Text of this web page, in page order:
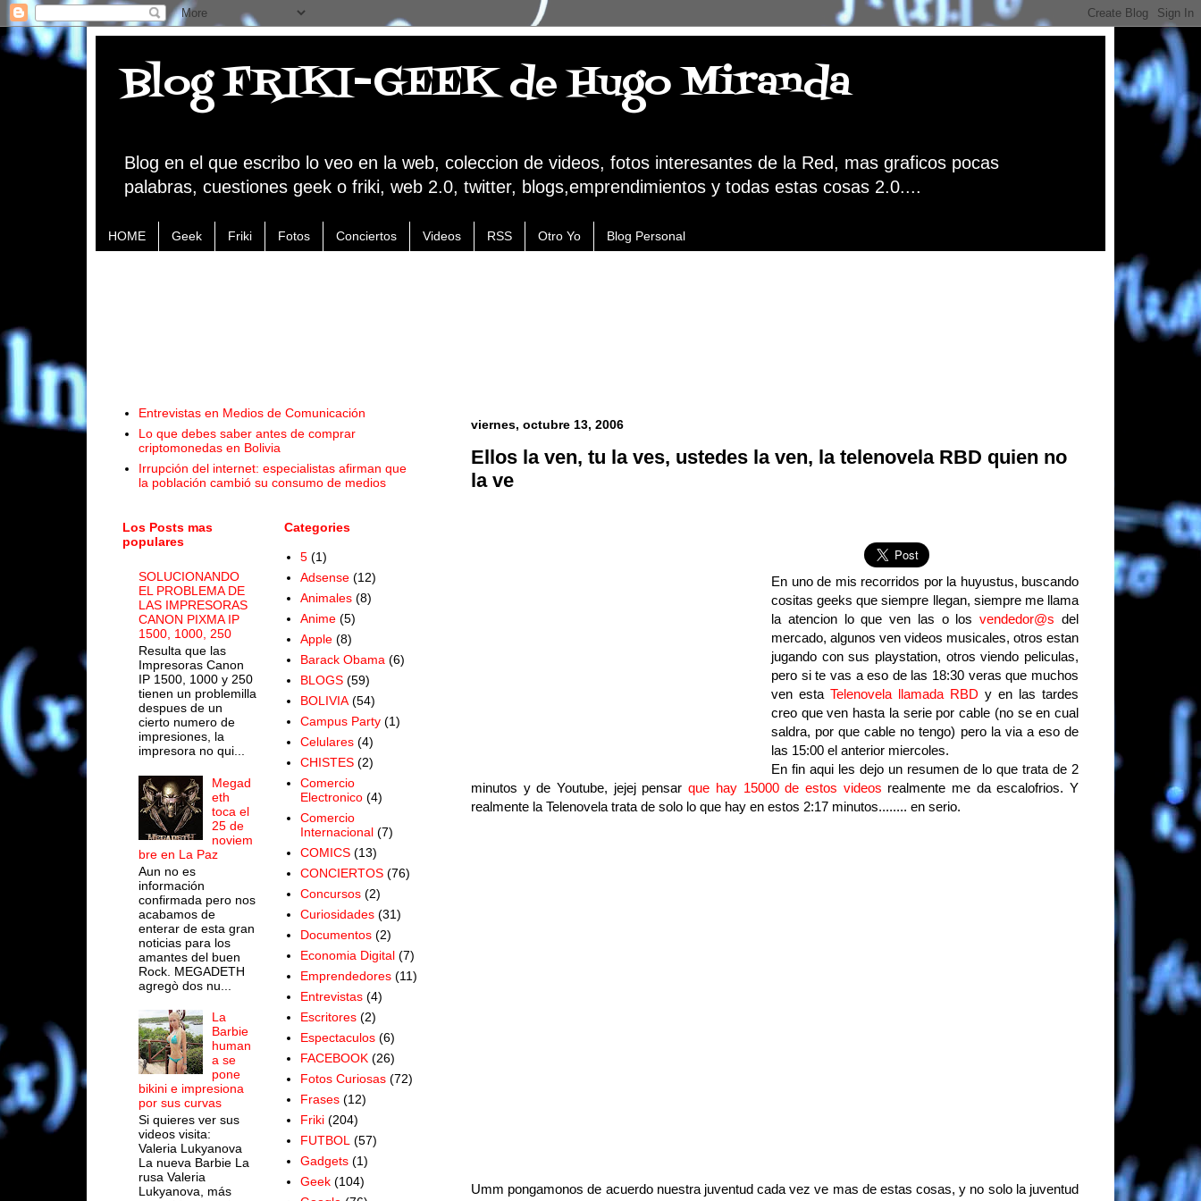
Blog FRIKI-GEEK de Hugo Miranda
Blog en el que escribo lo veo en la web, coleccion de videos, fotos interesantes de la Red, mas graficos pocas
palabras, cuestiones geek o friki, web 2.0, twitter, blogs,emprendimientos y todas estas cosas 2.0....
HOME Geek Friki Fotos Conciertos Videos RSS Otro Yo Blog Personal
viernes, octubre 13, 2006
Ellos la ven, tu la ves, ustedes la ven, la telenovela RBD quien no
la ve
En uno de mis recorridos por la huyustus, buscando
cositas geeks que siempre llegan, siempre me llama
la atencion lo que ven las o losvendedor@s del
mercado, algunos ven videos musicales, otros estan
jugando con sus playstation, otros viendo peliculas,
pero si te vas a eso de las 18:30 veras que muchos
ven esta Telenovela llamada RBD y en las tardes
creo que ven hasta la serie por cable (no se en cual
saldra, por que cable no tengo) pero la via a eso de
las 15:00 el anterior miercoles.
En fin aqui les dejo un resumen de lo que trata de 2
minutos y de Youtube, jejej pensar que hay 15000 de estos videos realmente me da escalofrios. Y
realmente la Telenovela trata de solo lo que hay en estos 2:17 minutos........ en serio.
Umm pongamonos de acuerdo nuestra juventud cada vez ve mas de estas cosas, y no solo la juventud
Entrevistas en Medios de Comunicación
Lo que debes saber antes de comprar
criptomonedas en Bolivia
Irrupción del internet: especialistas afirman que
la población cambió su consumo de medios
Los Posts mas
populares
SOLUCIONANDO
EL PROBLEMA DE
LAS IMPRESORAS
CANON PIXMA IP
1500, 1000, 250
Resulta que las
Impresoras Canon
IP 1500, 1000 y 250
tienen un problemilla
despues de un
cierto numero de
impresiones, la
impresora no qui...
Megad
eth
toca el
25 de
noviem
bre en La Paz
Aun no es
información
confirmada pero nos
acabamos de
enterar de esta gran
noticias para los
amantes del buen
Rock. MEGADETH
agregò dos nu...
La
Barbie
human
a se
pone
bikini e impresiona
por sus curvas
Si quieres ver sus
videos visita:
Valeria Lukyanova
La nueva Barbie La
rusa Valeria
Lukyanova, más
Categories
5 (1)
Adsense (12)
Animales (8)
Anime (5)
Apple (8)
Barack Obama (6)
BLOGS (59)
BOLIVIA (54)
Campus Party (1)
Celulares (4)
CHISTES (2)
Comercio
Electronico (4)
Comercio
Internacional (7)
COMICS (13)
CONCIERTOS (76)
Concursos (2)
Curiosidades (31)
Documentos (2)
Economia Digital (7)
Emprendedores (11)
Entrevistas (4)
Escritores (2)
Espectaculos (6)
FACEBOOK (26)
Fotos Curiosas (72)
Frases (12)
Friki (204)
FUTBOL (57)
Gadgets (1)
Geek (104)